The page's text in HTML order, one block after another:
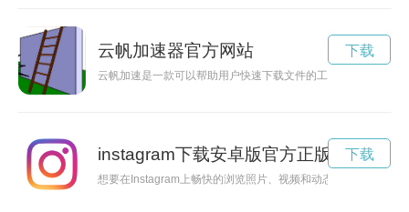
云帆加速器官方网站
云帆加速是一款可以帮助用户快速下载文件的工具，现在它推
下载
instagram下载安卓版官方正版
想要在Instagram上畅快的浏览照片、视频和动态，却总是受到
下载